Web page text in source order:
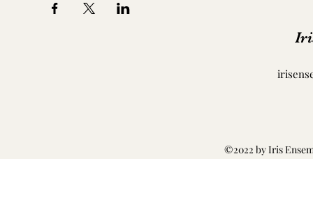
©2022 by Iris